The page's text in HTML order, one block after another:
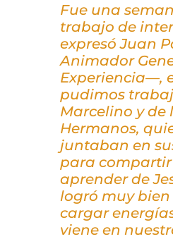
Fue una
trabajo de
expresó Juan
Animador
Experiencia—,
pudimos
Marcelino y de
Hermanos,
juntaban en
para
aprender de
logró muy
cargar
viene en